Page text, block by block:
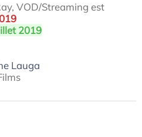
VOD/Streaming est
2019
Lauga